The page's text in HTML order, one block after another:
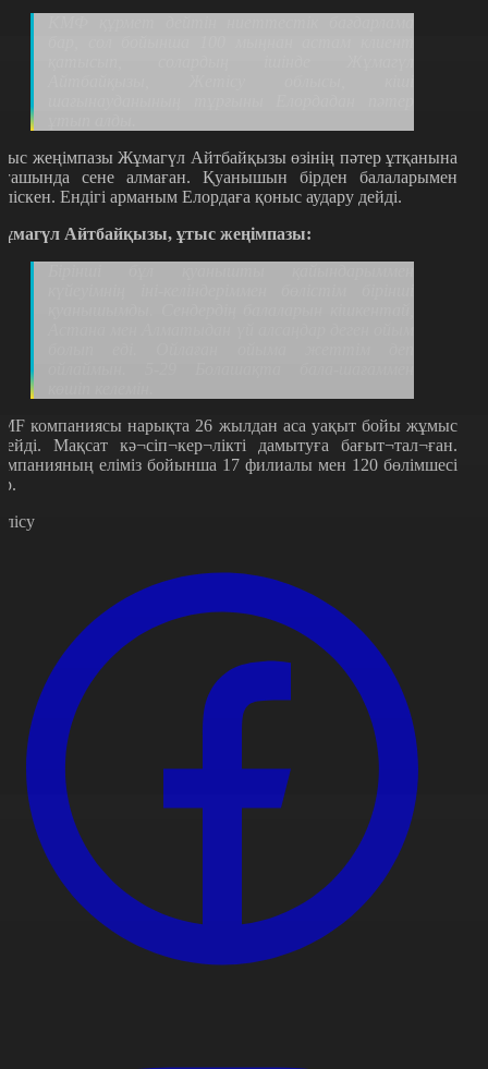
жеңімпазы Жұмагүл Айтбайқызы өзінің пәтер ұтқанына
сене алмаған. Қуанышын бірден балаларымен
Ендігі арманым Елордаға қоныс аудару дейді.
Айтбайқызы, ұтыс жеңімпазы:
компаниясы нарықта 26 жылдан аса уақыт бойы жұмыс
Мақсат кә¬сіп¬кер¬лікті дамытуға бағыт¬тал¬ған.
еліміз бойынша 17 филиалы мен 120 бөлімшесі